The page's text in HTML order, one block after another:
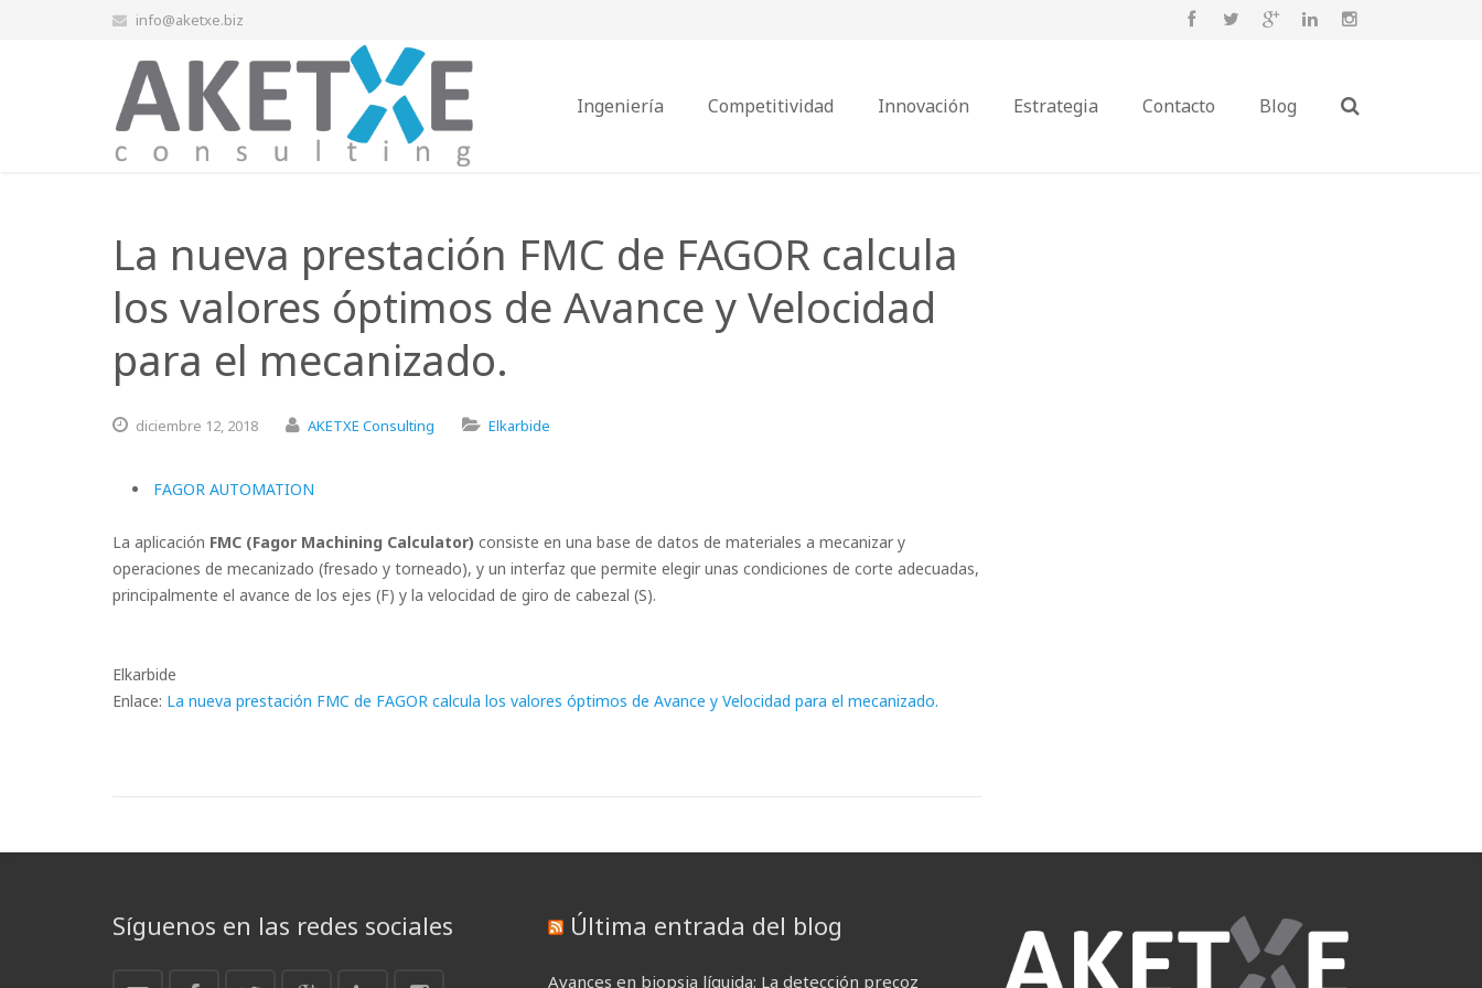
info@aketxe.biz
Ingeniería Competitividad Innovación Estrategia Contacto Blog
La nueva prestación FMC de FAGOR calcula
los valores óptimos de Avance y Velocidad
para el mecanizado.
diciembre 12, 2018 AKETXE Consulting Elkarbide
FAGOR AUTOMATION
La aplicación FMC (Fagor Machining Calculator) consiste en una base de datos de materiales a mecanizar y
operaciones de mecanizado (fresado y torneado), y un interfaz que permite elegir unas condiciones de corte adecuadas,
principalmente el avance de los ejes (F) y la velocidad de giro de cabezal (S).
Elkarbide
Enlace: La nueva prestación FMC de FAGOR calcula los valores óptimos de Avance y Velocidad para el mecanizado.
Síguenos en las redes sociales Última entrada del blog
Avances en biopsia líquida: La detección precoz